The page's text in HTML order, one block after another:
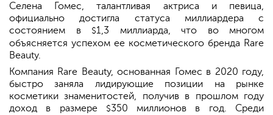
Селена Гомес, талантливая актриса и певица,
официально достигла статуса миллиардера с
состоянием в
$1,3 миллиарда, что во многом
объясняется успехом ее косметического бренда Rare
Beauty.
Компания Rare Beauty, основанная Гомес в 2020 году,
быстро заняла лидирующие позиции на рынке
косметики знаменитостей, получив в прошлом году
доход в размере
$350 миллионов в год. Среди